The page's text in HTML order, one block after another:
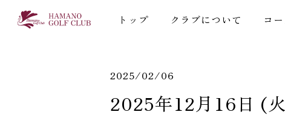
トップ クラブについて コ
2025/02/06
2025年12月16日 (